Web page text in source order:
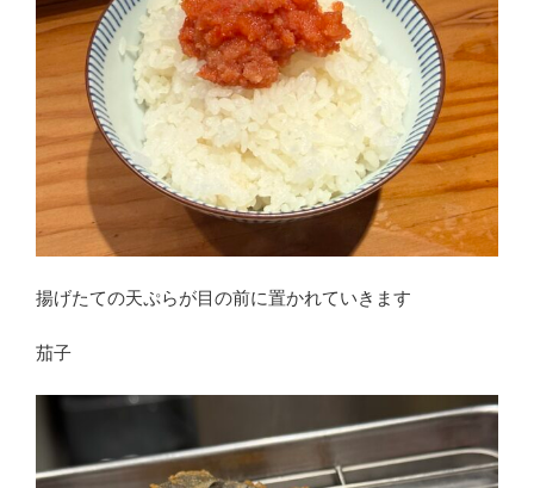
揚げたての天ぷらが目の前に置かれていきます
茄子